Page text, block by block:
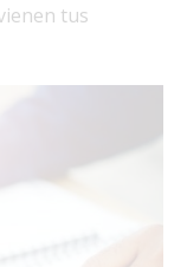
tus